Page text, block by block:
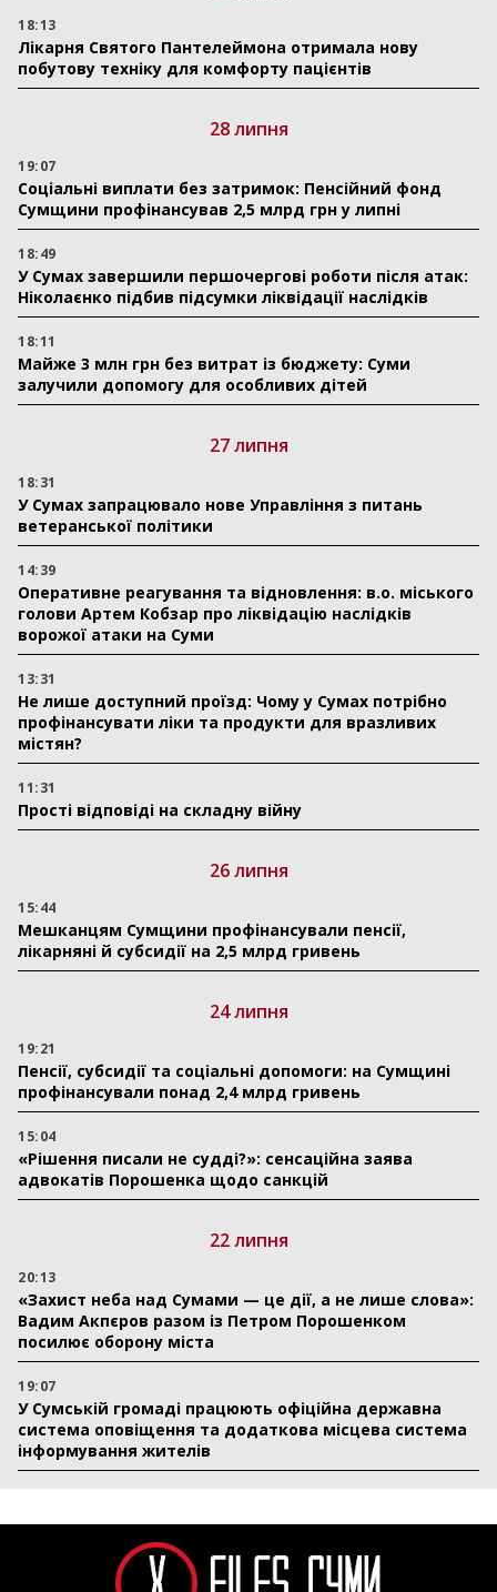
18:13
Лікарня Святого Пантелеймона отримала нову
побутову техніку для комфорту пацієнтів
28 липня
19:07
Соціальні виплати без затримок: Пенсійний фонд
Сумщини профінансував 2,5 млрд грн у липні
18:49
У Сумах завершили першочергові роботи після атак:
Ніколаєнко підбив підсумки ліквідації наслідків
18:11
Майже 3 млн грн без витрат із бюджету: Суми
залучили допомогу для особливих дітей
27 липня
18:31
У Сумах запрацювало нове Управління з питань
ветеранської політики
14:39
Оперативне реагування та відновлення: в.о. міського
голови Артем Кобзар про ліквідацію наслідків
ворожої атаки на Суми
13:31
Не лише доступний проїзд: Чому у Сумах потрібно
профінансувати ліки та продукти для вразливих
містян?
11:31
Прості відповіді на складну війну
26 липня
15:44
Мешканцям Сумщини профінансували пенсії,
лікарняні й субсидії на 2,5 млрд гривень
24 липня
19:21
Пенсії, субсидії та соціальні допомоги: на Сумщині
профінансували понад 2,4 млрд гривень
15:04
«Рішення писали не судді?»: сенсаційна заява
адвокатів Порошенка щодо санкцій
22 липня
20:13
«Захист неба над Сумами — це дії, а не лише слова»:
Вадим Акпєров разом із Петром Порошенком
посилює оборону міста
19:07
У Сумській громаді працюють офіційна державна
система оповіщення та додаткова місцева система
інформування жителів